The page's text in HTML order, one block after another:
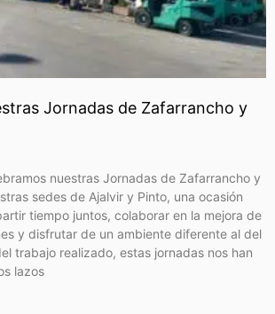
Jornadas de Zafarrancho y
nuestras Jornadas de Zafarrancho y
sedes de Ajalvir y Pinto, una ocasión
tiempo juntos, colaborar en la mejora de
y disfrutar de un ambiente diferente al del
trabajo realizado, estas jornadas nos han
lazos